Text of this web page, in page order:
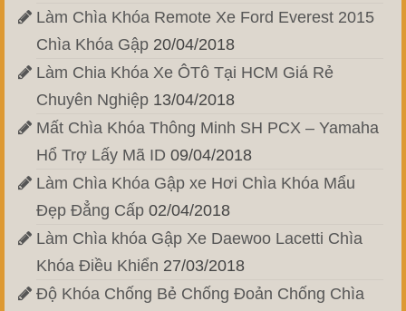
Làm Chìa Khóa Remote Xe Ford Everest 2015
Chìa Khóa Gập 20/04/2018
Làm Chia Khóa Xe ÔTô Tại HCM Giá Rẻ
Chuyên Nghiệp 13/04/2018
Mất Chìa Khóa Thông Minh SH PCX – Yamaha
Hổ Trợ Lấy Mã ID 09/04/2018
Làm Chìa Khóa Gập xe Hơi Chìa Khóa Mẩu
Đẹp Đẳng Cấp 02/04/2018
Làm Chìa khóa Gập Xe Daewoo Lacetti Chìa
Khóa Điều Khiển 27/03/2018
Độ Khóa Chống Bẻ Chống Đoản Chống Chìa